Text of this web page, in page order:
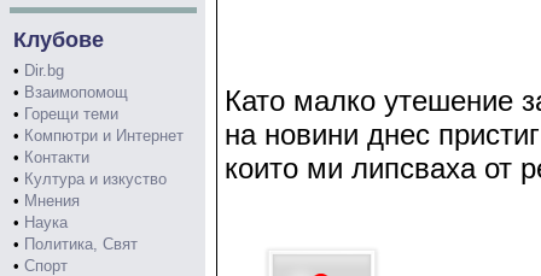
Клубове
• Dir.bg
• Взаимопомощ
• Горещи теми
• Компютри и Интернет
• Контакти
• Култура и изкуство
• Мнения
• Наука
• Политика, Свят
• Спорт
Като малко утешение
на новини днес
които ми липсваха от